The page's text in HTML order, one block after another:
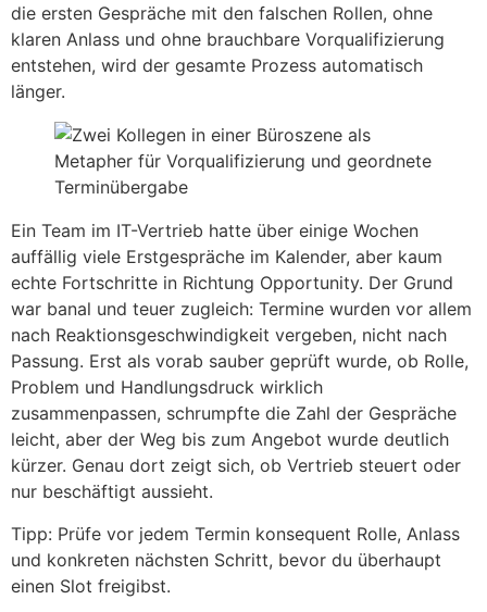
die ersten Gespräche mit den falschen Rollen, ohne
klaren Anlass und ohne brauchbare Vorqualifizierung
entstehen, wird der gesamte Prozess automatisch
länger.
Ein Team im IT-Vertrieb hatte über einige Wochen
auffällig viele Erstgespräche im Kalender, aber kaum
echte Fortschritte in Richtung Opportunity. Der Grund
war banal und teuer zugleich: Termine wurden vor allem
nach Reaktionsgeschwindigkeit vergeben, nicht nach
Passung. Erst als vorab sauber geprüft wurde, ob Rolle,
Problem und Handlungsdruck wirklich
zusammenpassen, schrumpfte die Zahl der Gespräche
leicht, aber der Weg bis zum Angebot wurde deutlich
kürzer. Genau dort zeigt sich, ob Vertrieb steuert oder
nur beschäftigt aussieht.
Tipp: Prüfe vor jedem Termin konsequent Rolle, Anlass
und konkreten nächsten Schritt, bevor du überhaupt
einen Slot freigibst.